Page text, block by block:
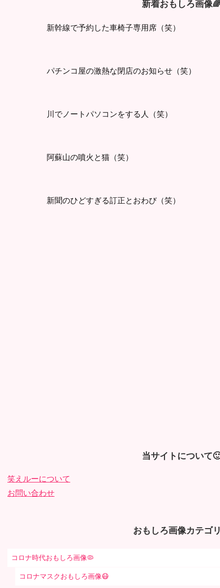
新着おもしろ画像
新幹線で予約した車椅子専用席（笑）
パチンコ屋の激熱な閉店のお知らせ（笑）
川でノートパソコンをする人（笑）
阿蘇山の噴火と猫（笑）
新聞のひどすぎる訂正とおわび（笑）
当サイトについて
笑えルーについて
お問い合わせ
おもしろ画像カテゴ
コロナ時代おもしろ画像🦠
コロナマスクおもしろ画像😷